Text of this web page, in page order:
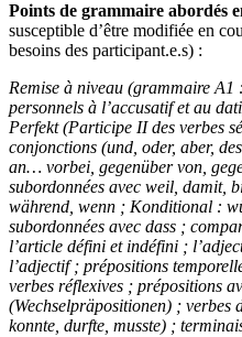
Points de grammaire abordés
susceptible d’être modifiée en
besoins des participant.e.s) :
Remise à niveau (grammaire
personnels à l’accusatif et au
Perfekt (Participe II des verbes
conjonctions (und, oder, aber,
an… vorbei, gegenüber von,
subordonnées avec weil, damit,
während, wenn ; Konditional :
subordonnées avec dass ;
l’article défini et indéfini ;
l’adjectif ; prépositions
verbes réflexives ; prépositions
(Wechselpräpositionen) ; verbes
konnte, durfte, musste) ;